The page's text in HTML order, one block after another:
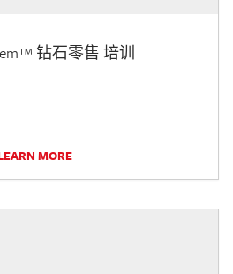
钻石零售 培训
MORE